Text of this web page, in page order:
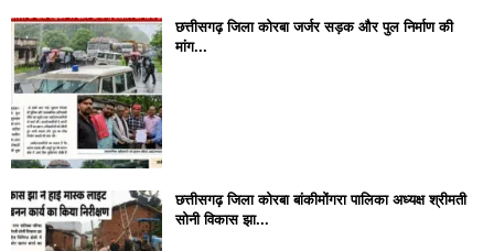
छत्तीसगढ़ जिला कोरबा जर्जर सड़क और पुल निर्माण की
मांग...
छत्तीसगढ़ जिला कोरबा बांकीमोंगरा पालिका अध्यक्ष श्रीमती
सोनी विकास झा...